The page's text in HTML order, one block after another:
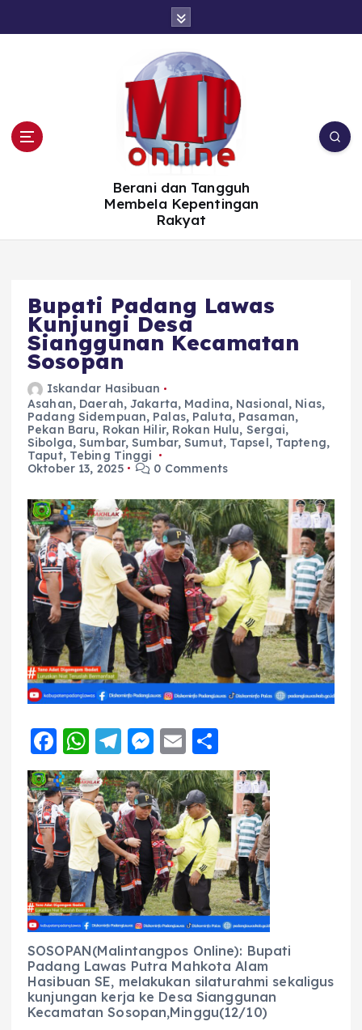
Berani dan Tangguh
Membela Kepentingan
Rakyat
Bupati Padang Lawas
Kunjungi Desa
Sianggunan Kecamatan
Sosopan
Iskandar Hasibuan
Asahan, Daerah,Jakarta, Madina, Nasional, Nias,
Padang Sidempuan, Palas, Paluta, Pasaman,
Pekan Baru, Rokan Hilir, Rokan Hulu, Sergai,
Sibolga,Sumbar,Sumbar,Sumut, Tapsel, Tapteng,
Taput, Tebing Tinggi
Oktober 13, 2025
0 Comments
F
a
c
e
b
o
o
k
W
h
a
ts
A
p
p
T
el
e
g
r
a
m
M
e
ss
e
n
g
er
E
m
ai
l
h
a
re
SOSOPAN(Malintangpos Online): Bupati
Padang Lawas Putra Mahkota Alam
Hasibuan SE, melakukan silaturahmi sekaligus
kunjungan kerja ke Desa Sianggunan
Kecamatan Sosopan,Minggu(12/10)